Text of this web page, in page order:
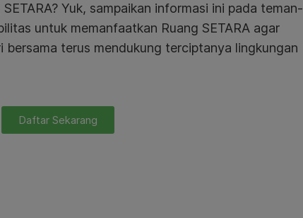
Yuk, sampaikan informasi ini pada teman-
untuk memanfaatkan Ruang SETARA agar
bersama terus mendukung terciptanya lingkungan
Daftar Sekarang